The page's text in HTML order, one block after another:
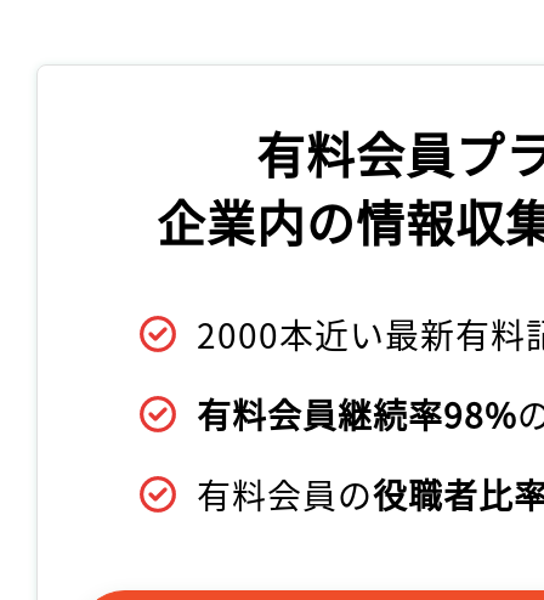
有料会員プ
企業内の情報収
2000本近い最新有料
有料会員継続率98%
有料会員の役職者比